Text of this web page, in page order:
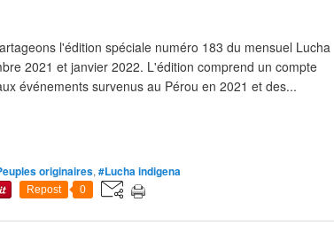
l'édition spéciale numéro 183 du mensuel Lucha
2021 et janvier 2022. L'édition comprend un compte
événements survenus au Pérou en 2021 et des...
originaires, #Lucha indigena
Repost 0